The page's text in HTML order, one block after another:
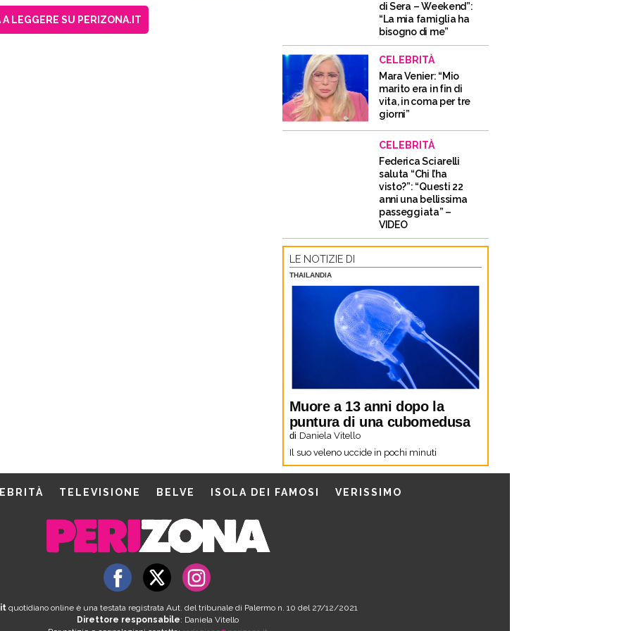
LEGGERE SU PERIZONA.IT
di Sera – Weekend”:
“La mia famiglia ha
bisogno di me”
CELEBRITÀ
Mara Venier: “Mio
marito era in fin di
vita, in coma per tre
giorni”
CELEBRITÀ
Federica Sciarelli
saluta “Chi l’ha
visto?”: “Questi 22
anni una bellissima
passeggiata” –
VIDEO
LE NOTIZIE DI
THAILANDIA
Muore a 13 anni dopo la
puntura di una cubomedusa
di Daniela Vitello
Il suo veleno uccide in pochi minuti
TELEVISIONE BELVE ISOLA DEI FAMOSI VERISSIMO
quotidiano online è una testata registrata Aut. del tribunale di Palermo n. 10 del 27/12/2021
Direttore responsabile: Daniela Vitello